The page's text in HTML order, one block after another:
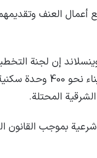
العنف
إن لجنة
القدس قدمت، في كانون الثاني/
بموجب القانون
مجلة داخلية
الإرهاب – عدد 4
لضحايا الإبادة